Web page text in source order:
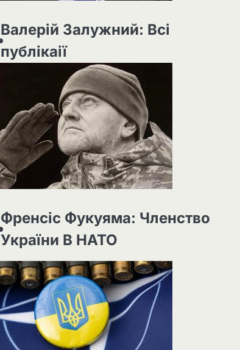
Валерій Залужний: Всі
публікаії
Френсіс Фукуяма: Членство
України В НАТО